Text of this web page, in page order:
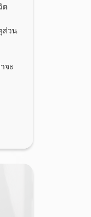
ต
ส่วน
จะ